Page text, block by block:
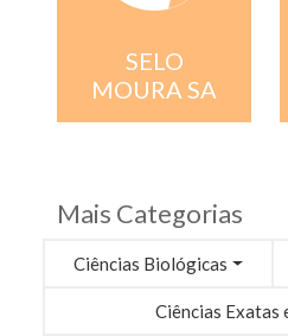
SELO
MOURA SA
Mais Categorias
Ciências Biológicas
Ciências Exatas